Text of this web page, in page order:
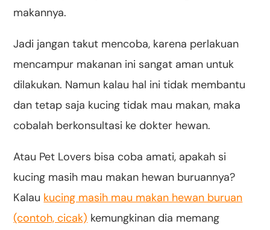
makannya.
Jadi jangan takut mencoba, karena perlakuan
mencampur makanan ini sangat aman untuk
dilakukan. Namun kalau hal ini tidak membantu
dan tetap saja kucing tidak mau makan, maka
cobalah berkonsultasi ke dokter hewan.
Atau Pet Lovers bisa coba amati, apakah si
kucing masih mau makan hewan buruannya?
Kalau kucing masih mau makan hewan buruan
(contoh, cicak) kemungkinan dia memang